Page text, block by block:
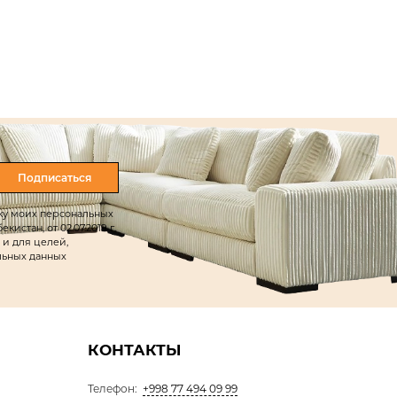
Подписаться
моих персональных
от 02.07.2019 г.
и для целей,
данных
КОНТАКТЫ
Телефон: +998 77 494 09 99